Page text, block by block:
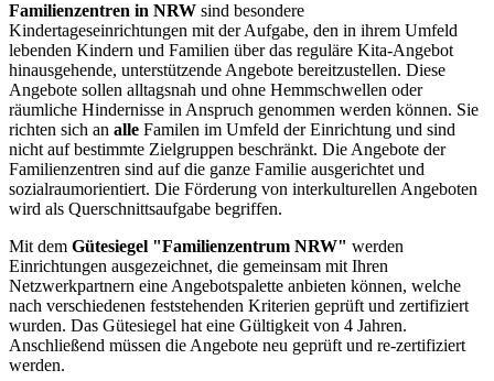
Familienzentren in NRW sind besondere
Kindertageseinrichtungen mit der Aufgabe, den in ihrem Umfeld
lebenden Kindern und Familien über das reguläre Kita-Angebot
hinausgehende, unterstützende Angebote bereitzustellen. Diese
Angebote sollen alltagsnah und ohne Hemmschwellen oder
räumliche Hindernisse in Anspruch genommen werden können. Sie
richten sich an alle Familen im Umfeld der Einrichtung und sind
nicht auf bestimmte Zielgruppen beschränkt. Die Angebote der
Familienzentren sind auf die ganze Familie ausgerichtet und
sozialraumorientiert. Die Förderung von interkulturellen Angeboten
wird als Querschnittsaufgabe begriffen.
Mit dem Gütesiegel "Familienzentrum NRW" werden
Einrichtungen ausgezeichnet, die gemeinsam mit Ihren
Netzwerkpartnern eine Angebotspalette anbieten können, welche
nach verschiedenen feststehenden Kriterien geprüft und zertifiziert
wurden. Das Gütesiegel hat eine Gültigkeit von 4 Jahren.
Anschließend müssen die Angebote neu geprüft und re-zertifiziert
werden.